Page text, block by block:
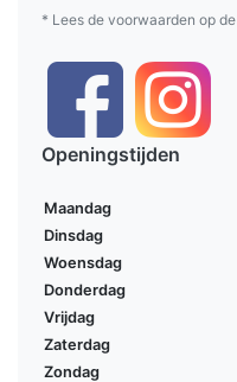
* Lees de voorwaarden op de
Openingstijden
Maandag
Dinsdag
Woensdag
Donderdag
Vrijdag
Zaterdag
Zondag